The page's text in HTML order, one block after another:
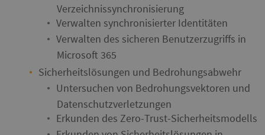
Verzeichnissynchronisierung
Verwalten synchronisierter Identitäten
Verwalten des sicheren Benutzerzugriffs in
Microsoft 365
Sicherheitslösungen und Bedrohungsabwehr
Untersuchen von Bedrohungsvektoren und
Datenschutzverletzungen
Erkunden des Zero-Trust-Sicherheitsmodells